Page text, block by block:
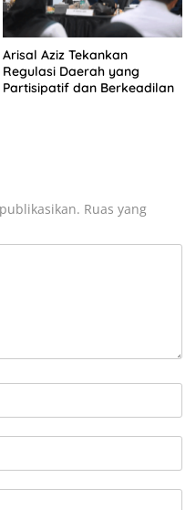
Arisal Aziz Tekankan
Regulasi Daerah yang
Partisipatif dan Berkeadilan
Ruas yang